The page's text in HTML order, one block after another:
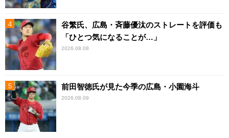
谷繁氏、広島・斉藤優汰のストレートを評価も
「ひとつ気になることが…」
2026.08.08
前田智徳氏が見た今季の広島・小園海斗
2026.08.09